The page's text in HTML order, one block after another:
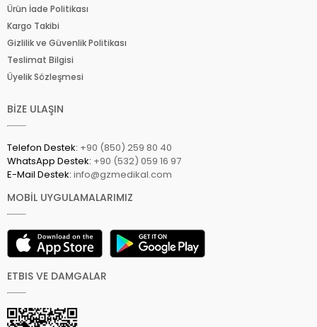
Ürün İade Politikası
Kargo Takibi
Gizlilik ve Güvenlik Politikası
Teslimat Bilgisi
Üyelik Sözleşmesi
BİZE ULAŞIN
Telefon Destek: +90 (850) 259 80 40
WhatsApp Destek: +90 (532) 059 16 97
E-Mail Destek: info@gzmedikal.com
MOBİL UYGULAMALARIMIZ
ETBIS VE DAMGALAR